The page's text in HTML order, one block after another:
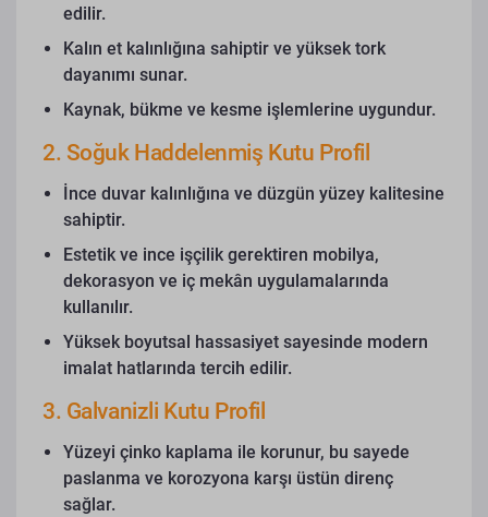
edilir.
Kalın et kalınlığına sahiptir ve yüksek tork
dayanımı sunar.
Kaynak, bükme ve kesme işlemlerine uygundur.
2. Soğuk Haddelenmiş Kutu Profil
İnce duvar kalınlığına ve düzgün yüzey kalitesine
sahiptir.
Estetik ve ince işçilik gerektiren mobilya,
dekorasyon ve iç mekân uygulamalarında
kullanılır.
Yüksek boyutsal hassasiyet sayesinde modern
imalat hatlarında tercih edilir.
3. Galvanizli Kutu Profil
Yüzeyi çinko kaplama ile korunur, bu sayede
paslanma ve korozyona karşı üstün direnç
sağlar.